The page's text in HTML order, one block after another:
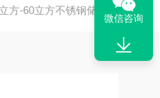
方-60立方不锈钢储油罐
微信咨询